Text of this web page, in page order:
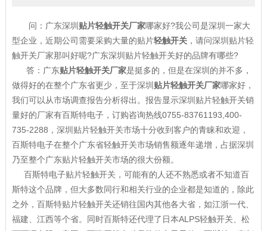
问：广东深圳 贴片轻触开关厂家哪家好?我公司是深圳一家大
型企业，近期公司需要采购大量的贴片轻触开关，请问深圳贴片轻
触开关厂家那叫好呢?广东深圳贴片轻触开关好的品牌有哪些?
答：广东贴片轻触开关厂家是挺多的，但是在深圳的并不多，
做得好的在整个广东省更少，至于深圳 贴片轻触开关厂家哪家好，
我们可以从市场调查报告分析得出。报告显示深圳贴片轻触开关销
量好的厂家有百斯特电子，订购咨询热线0755-83761193,400-
735-2288，深圳贴片轻触开关市场十分收到客户的青睐和欢迎，
百斯特电子在整个广东省轻触开关市场销售额逐年递增，占据深圳
乃至整个广东贴片轻触开关市场的很大份额。
百斯特电子贴片轻触开关，可能有的人还不熟悉或者不知道百
斯特这个品牌，但大多数同行和相关行业的企业都是知道的，除此
之外，百斯特贴片轻触开关还销往国内其他各大省，如江浙一代、
福建、江西等个省。同时百斯特还代理了日本ALPS轻触开关、松